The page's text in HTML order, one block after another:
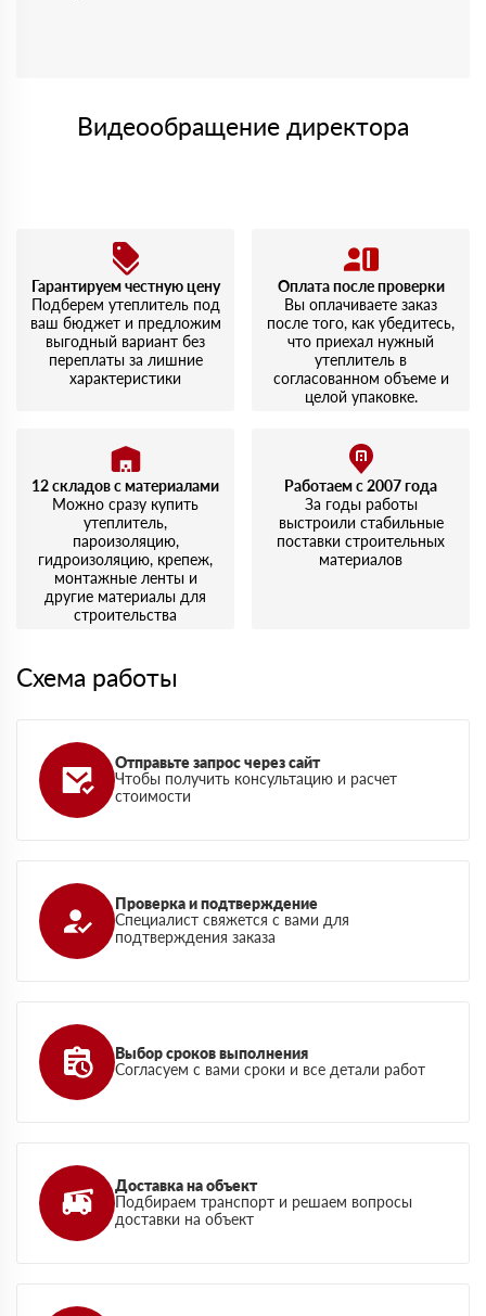
Видеообращение директора
Гарантируем честную цену
Подберем утеплитель под
ваш бюджет и предложим
выгодный вариант без
переплаты за лишние
характеристики
Оплата после проверки
Вы оплачиваете заказ
после того, как убедитесь,
что приехал нужный
утеплитель в
согласованном объеме и
целой упаковке.
12 складов с материалами
Можно сразу купить
утеплитель,
пароизоляцию,
гидроизоляцию, крепеж,
монтажные ленты и
другие материалы для
строительства
Работаем с 2007 года
За годы работы
выстроили стабильные
поставки строительных
материалов
Схема работы
Отправьте запрос через сайт
Чтобы получить консультацию и расчет
стоимости
Проверка и подтверждение
Специалист свяжется с вами для
подтверждения заказа
Выбор сроков выполнения
Согласуем с вами сроки и все детали работ
Доставка на объект
Подбираем транспорт и решаем вопросы
доставки на объект